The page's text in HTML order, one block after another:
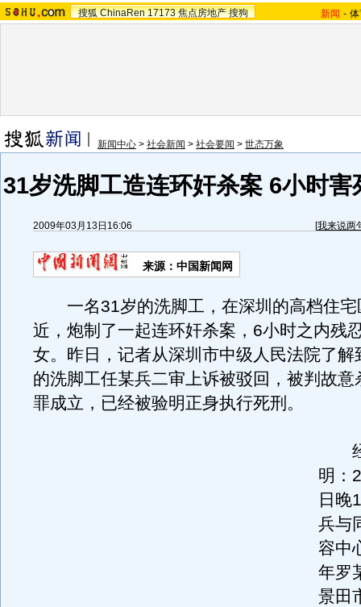
搜狐 ChinaRen 17173 焦点房地产 搜狗 新闻 -
新闻中心 > 社会新闻 > 社会要闻 > 世态万象
31岁洗脚工造连环奸杀案 6小时害
2009年03月13日16:06 [我来说两
来源：中国新闻网
一名31岁的洗脚工，在深圳的高档住宅
近，炮制了一起连环奸杀案，6小时之内残
女。昨日，记者从深圳市中级人民法院了解
的洗脚工任某兵二审上诉被驳回，被判故意
罪成立，已经被验明正身执行死刑。
经
明：
日晚
兵与
容中
年罗
景田